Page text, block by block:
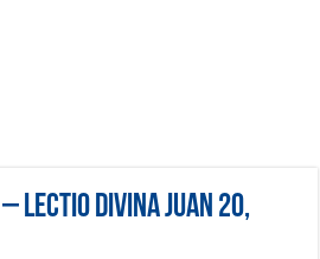
Lectio Divina Juan 20,